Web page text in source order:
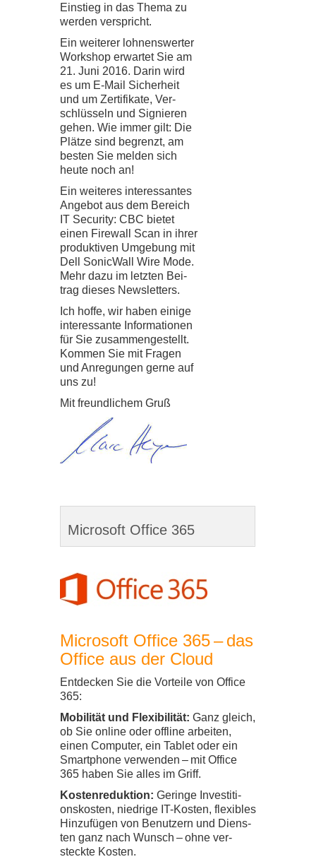
Ein­stieg in das Thema zu
wer­den ver­spricht.
Ein wei­te­rer loh­nens­wer­ter
Work­shop erwar­tet Sie am
21. Juni 2016. Darin wird
es um E-​​Mail Sicher­heit
und um Zer­ti­fi­kate, Ver­
schlüs­seln und Signie­ren
gehen. Wie immer gilt: Die
Plätze sind begrenzt, am
bes­ten Sie mel­den sich
heute noch an!
Ein wei­te­res inter­es­san­tes
Ange­bot aus dem Bereich
IT Secu­rity: CBC bie­tet
einen Fire­wall Scan in ihrer
pro­duk­ti­ven Umge­bung mit
Dell Sonic­Wall Wire Mode.
Mehr dazu im letz­ten Bei­
trag die­ses News­let­ters.
Ich hoffe, wir haben einige
inter­es­sante Infor­ma­tio­nen
für Sie zusam­men­ge­stellt.
Kom­men Sie mit Fra­gen
und Anre­gun­gen gerne auf
uns zu!
Mit freund­li­chem Gruß
Microsoft Office 365
Micro­soft Office 365– das
Office aus der Cloud
Ent­de­cken Sie die Vor­teile von Office
365:
Mobi­li­tät und Fle­xi­bi­li­tät: Ganz gleich,
ob Sie online oder off­line arbei­ten,
einen Com­pu­ter, ein Tablet oder ein
Smart­phone ver­wen­den – mit Office
365 haben Sie alles im Griff.
Kos­ten­re­duk­tion: Geringe Inves­ti­ti­
ons­kos­ten, nied­rige IT-​​Kosten, fle­xi­bles
Hin­zu­fü­gen von Benut­zern und Diens­
ten ganz nach Wunsch – ohne ver­
steckte Kos­ten.